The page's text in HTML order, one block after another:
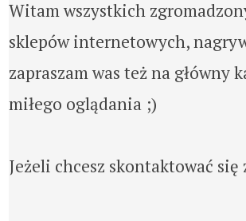
Witam wszystkich
sklepów internetowych,
zapraszam was też na główny
miłego oglądania ;)
Jeżeli chcesz skontaktować